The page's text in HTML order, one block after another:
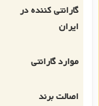
گارانتی کننده در
ایران
موارد گارانتی
اصالت برند